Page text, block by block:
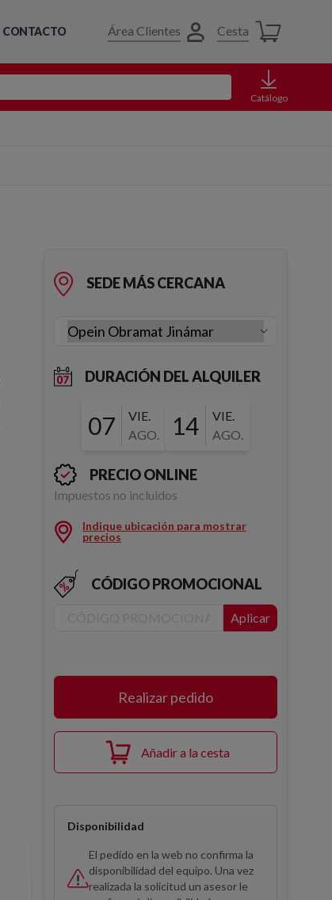
CONTACTO Área Clientes Cesta
Catálogo
SEDE MÁS CERCANA
DURACIÓN DEL ALQUILER
07
VIE.
AGO.
14
VIE.
AGO.
PRECIO ONLINE
Impuestos no incluidos
Indique ubicación para mostrar
precios
CÓDIGO PROMOCIONAL
Aplicar
Realizar pedido
Añadir a la cesta
Disponibilidad
El pedido en la web no confirma la
disponibilidad del equipo. Una vez
realizada la solicitud un asesor le